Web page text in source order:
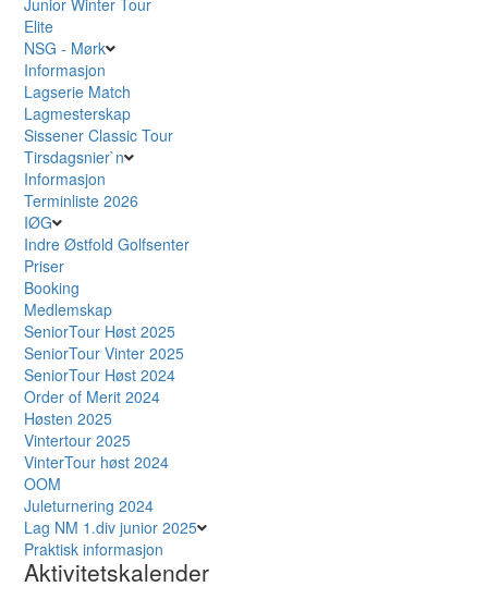
Elite
NSG - Mørk
Informasjon
Lagserie Match
Lagmesterskap
Sissener Classic Tour
Tirsdagsnier`n
Informasjon
Terminliste 2026
IØG
Indre Østfold Golfsenter
Priser
Booking
Medlemskap
SeniorTour Høst 2025
SeniorTour Vinter 2025
SeniorTour Høst 2024
Order of Merit 2024
Høsten 2025
Vintertour 2025
VinterTour høst 2024
OOM
Juleturnering 2024
Lag NM 1.div junior 2025
Praktisk informasjon
Aktivitetskalender